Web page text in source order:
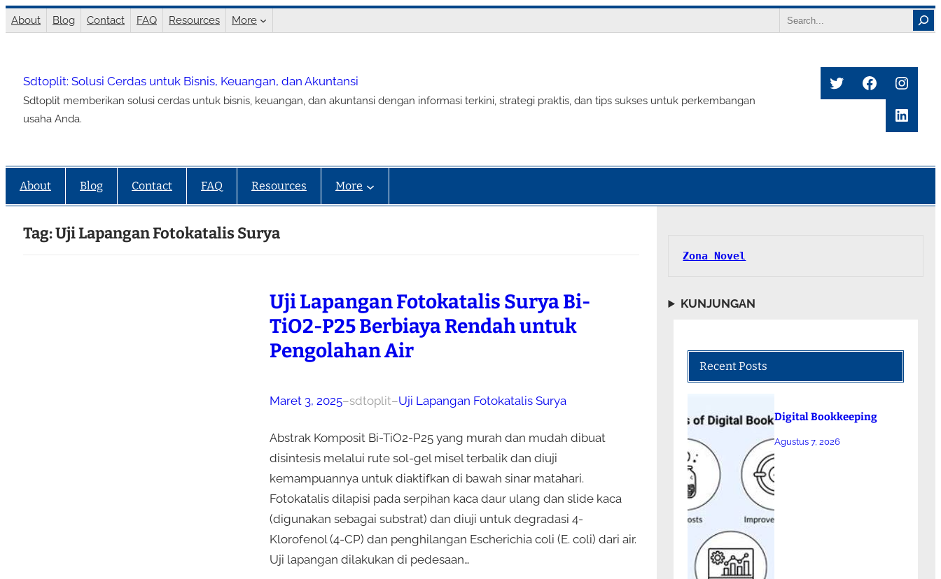
Lewati
ke
About Blog Contact FAQ Resources More Search
Sdtoplit: Solusi Cerdas untuk Bisnis, Keuangan, dan Akuntansi
Sdtoplit memberikan solusi cerdas untuk bisnis, keuangan, dan akuntansi dengan informasi terkini, strategi praktis, dan tips sukses untuk perkembangan
usaha Anda.
TwitterFacebook
About Blog Contact FAQ Resources More
Tag:Uji Lapangan Fotokatalis Surya
Uji Lapangan Fotokatalis Surya Bi-
TiO2-P25 Berbiaya Rendah untuk
Pengolahan Air
Maret 3, 2025–sdtoplit–Uji Lapangan Fotokatalis Surya
Abstrak Komposit Bi-TiO2-P25 yang murah dan mudah dibuat
disintesis melalui rute sol-gel misel terbalik dan diuji
kemampuannya untuk diaktifkan di bawah sinar matahari.
Fotokatalis dilapisi pada serpihan kaca daur ulang dan slide kaca
(digunakan sebagai substrat) dan diuji untuk degradasi 4-
Klorofenol (4-CP) dan penghilangan Escherichia coli (E. coli) dari air.
Uji lapangan dilakukan di pedesaan…
Zona Novel
KUNJUNGAN
Recent Posts
Digital Bookkeeping
Agustus 7, 2026